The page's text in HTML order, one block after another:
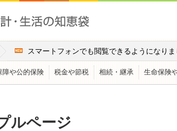
スマートフォンでも閲覧できるようになりま
障や公的保険 税金や節税 相続・継承 生命保険
ルページ